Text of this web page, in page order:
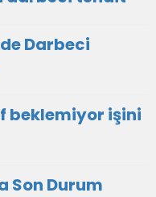
Darbeci
beklemiyor işini
Son Durum